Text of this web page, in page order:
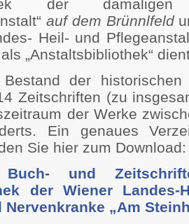
der damaligen
auf dem Brünnlfeld
Heil- und
„Anstaltsbibliothek“
der
Zeitschriften (zu
der Werke
Ein genaues
Sie hier zum Download:
und
der Wiener Landes-
Nervenkranke „Am